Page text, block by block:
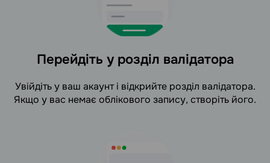
Перейдіть у розділ валідатора
Увійдіть у ваш акаунт і відкрийте розділ валідатора.
Якщо у вас немає облікового запису, створіть його.